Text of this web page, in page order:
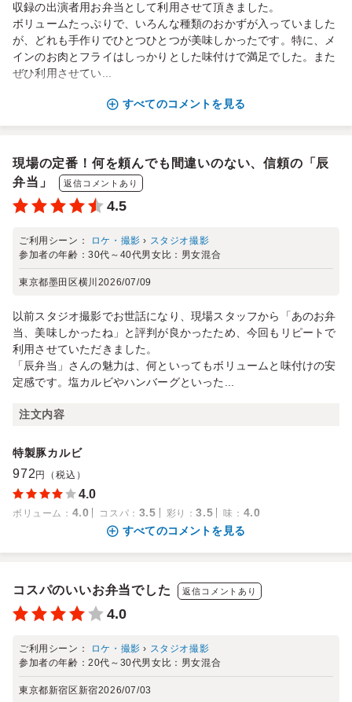
収録の出演者用お弁当として利用させて頂きました。
ボリュームたっぷりで、いろんな種類のおかずが入っていました
が、どれも手作りでひとつひとつが美味しかったです。特に、メ
インのお肉とフライはしっかりとした味付けで満足でした。また
ぜひ利用させてい...
すべてのコメントを見る
現場の定番！何を頼んでも間違いのない、信頼の「辰
弁当」
返信コメントあり
4.5
ご利用シーン： ロケ・撮影 › スタジオ撮影
参加者の年齢：30代～40代男女比： 男女混合
東京都墨田区横川 2026/07/09
以前スタジオ撮影でお世話になり、現場スタッフから「あのお弁
当、美味しかったね」と評判が良かったため、今回もリピートで
利用させていただきました。
「辰弁当」さんの魅力は、何といってもボリュームと味付けの安
定感です。塩カルビやハンバーグといった...
注文内容
特製豚カルビ
972 円（税込）
4.0
ボリューム ： 4.0 コスパ ： 3.5 彩り ：3.5 味 ： 4.0
すべてのコメントを見る
コスパのいいお弁当でした 返信コメントあり
4.0
ご利用シーン： ロケ・撮影 › スタジオ撮影
参加者の年齢：20代～30代男女比： 男女混合
東京都新宿区新宿2026/07/03